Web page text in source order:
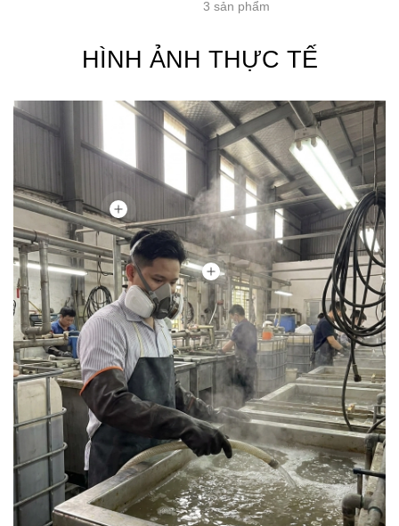
3 sản phẩm
HÌNH ẢNH THỰC TẾ